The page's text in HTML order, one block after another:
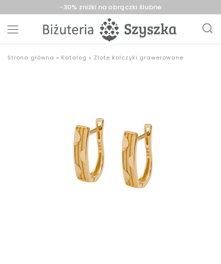
-30% zniżki na obrączki ślubne
Szyszka
z
Strona główna » Katalog » Złote kolczyki grawerowane